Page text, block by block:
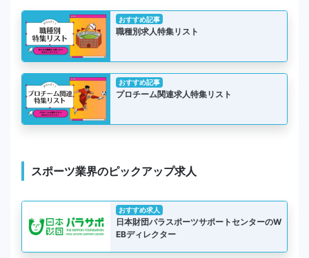
おすすめ記事
職種別求人特集リスト
おすすめ記事
プロチーム関連求人特集リスト
スポーツ業界のピックアップ求人
おすすめ求人
日本財団パラスポーツサポートセンターのW
EBディレクター